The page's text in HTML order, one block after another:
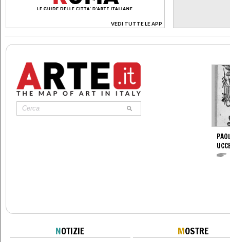
VEDI TUTTE LE APP
>
NOTIZIE MOSTRE